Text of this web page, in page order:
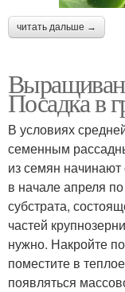
читать дальше →
Посадка в
В условиях
семенным
из семян начинают
в начале апреля
субстрата,
частей
нужно. Накройте
поместите в
появляться